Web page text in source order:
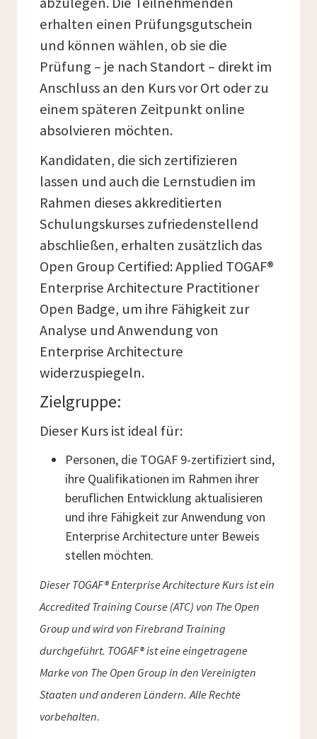
erhalten einen Prüfungsgutschein
und können wählen, ob sie die
Prüfung – je nach Standort – direkt im
Anschluss an den Kurs vor Ort oder zu
einem späteren Zeitpunkt online
absolvieren möchten.
Kandidaten, die sich zertifizieren
lassen und auch die Lernstudien im
Rahmen dieses akkreditierten
Schulungskurses zufriedenstellend
abschließen, erhalten zusätzlich das
Open Group Certified: Applied TOGAF®
Enterprise Architecture Practitioner
Open Badge, um ihre Fähigkeit zur
Analyse und Anwendung von
Enterprise Architecture
widerzuspiegeln.
Zielgruppe:
Dieser Kurs ist ideal für:
Personen, die TOGAF 9-zertifiziert sind,
ihre Qualifikationen im Rahmen ihrer
beruflichen Entwicklung aktualisieren
und ihre Fähigkeit zur Anwendung von
Enterprise Architecture unter Beweis
stellen möchten.
Dieser TOGAF® Enterprise Architecture Kurs ist ein
Accredited Training Course (ATC) von The Open
Group und wird von Firebrand Training
durchgeführt. TOGAF® ist eine eingetragene
Marke von The Open Group in den Vereinigten
Staaten und anderen Ländern. Alle Rechte
vorbehalten.